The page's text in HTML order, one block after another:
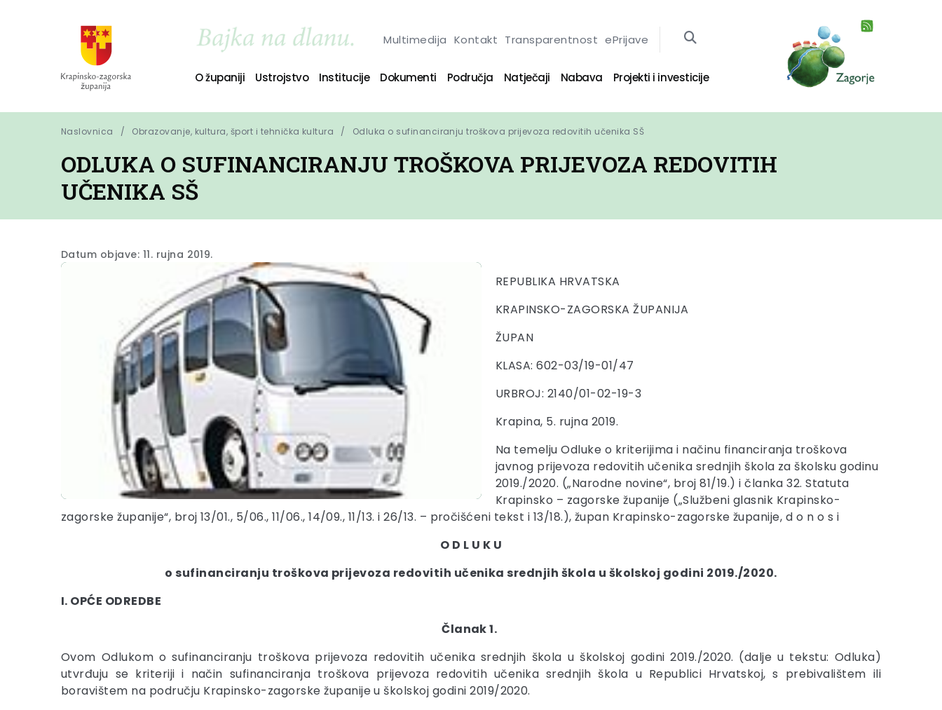
Multimedija Kontakt Transparentnost ePrijave
O županiji Ustrojstvo Institucije Dokumenti Područja Natječaji Nabava Projekti i investicije
Naslovnica Obrazovanje, kultura, šport i tehnička kultura Odluka o sufinanciranju troškova prijevoza redovitih učenika SŠ
ODLUKA O SUFINANCIRANJU TROŠKOVA PRIJEVOZA REDOVITIH
UČENIKA SŠ
Datum objave: 11. rujna 2019.
REPUBLIKA HRVATSKA
KRAPINSKO-ZAGORSKA ŽUPANIJA
ŽUPAN
KLASA: 602-03/19-01/47
URBROJ: 2140/01-02-19-3
Krapina, 5. rujna 2019.
Na temelju Odluke o kriterijima i načinu financiranja troškova
javnog prijevoza redovitih učenika srednjih škola za školsku godinu
2019./2020. („Narodne novine“, broj 81/19.) i članka 32. Statuta
Krapinsko – zagorske županije („Službeni glasnik Krapinsko-
zagorske županije“, broj 13/01., 5/06., 11/06., 14/09., 11/13. i 26/13. – pročišćeni tekst i 13/18.), župan Krapinsko-zagorske županije, d o n o s i
O D L U K U
o sufinanciranju troškova prijevoza redovitih učenika srednjih škola u školskoj godini 2019./2020.
I. OPĆE ODREDBE
Članak 1.
Ovom Odlukom o sufinanciranju troškova prijevoza redovitih učenika srednjih škola u školskoj godini 2019./2020. (dalje u tekstu: Odluka)
utvrđuju se kriteriji i način sufinanciranja troškova prijevoza redovitih učenika srednjih škola u Republici Hrvatskoj, s prebivalištem ili
boravištem na području Krapinsko-zagorske županije u školskoj godini 2019/2020.